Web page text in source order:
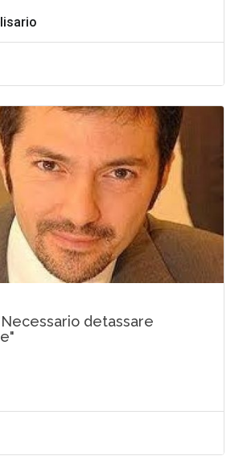
detassare